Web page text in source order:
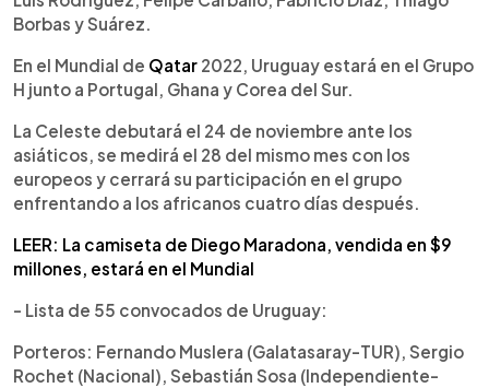
Borbas y Suárez.
En el Mundial de Qatar 2022, Uruguay estará en el Grupo
H junto a Portugal, Ghana y Corea del Sur.
La Celeste debutará el 24 de noviembre ante los
asiáticos, se medirá el 28 del mismo mes con los
europeos y cerrará su participación en el grupo
enfrentando a los africanos cuatro días después.
LEER: La camiseta de Diego Maradona, vendida en $9
millones, estará en el Mundial
- Lista de 55 convocados de Uruguay:
Porteros: Fernando Muslera (Galatasaray-TUR), Sergio
Rochet (Nacional), Sebastián Sosa (Independiente-